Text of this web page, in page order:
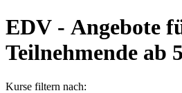
EDV - Angebote
Teilnehmende ab
Kurse filtern nach: